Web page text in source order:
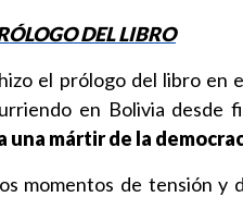
DEL LIBRO
hizo el prólogo del libro en
en Bolivia desde
mártir de la
momentos de tensión y